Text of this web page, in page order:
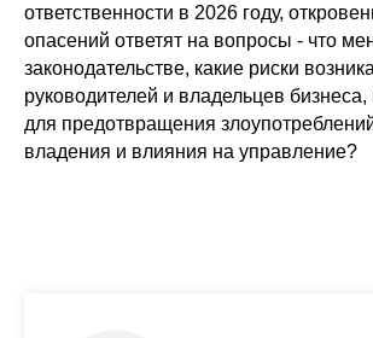
ответственности в 2026 году,
опасений ответят на вопросы - что
законодательстве, какие риски
руководителей и владельцев
для предотвращения
владения и влияния на управление?